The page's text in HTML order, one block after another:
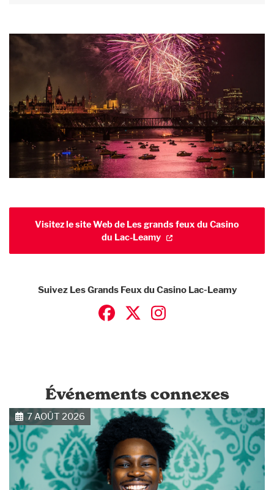
Visitez le site Web de Les grands feux du Casino
du Lac-Leamy
Suivez Les Grands Feux du Casino Lac-Leamy
Événements connexes
7 AOÛT 2026